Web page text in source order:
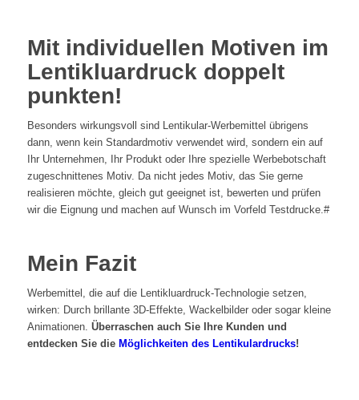
Mit individuellen Motiven im
Lentikluardruck doppelt
punkten!
Besonders wirkungsvoll sind Lentikular-Werbemittel übrigens
dann, wenn kein Standardmotiv verwendet wird, sondern ein auf
Ihr Unternehmen, Ihr Produkt oder Ihre spezielle Werbebotschaft
zugeschnittenes Motiv. Da nicht jedes Motiv, das Sie gerne
realisieren möchte, gleich gut geeignet ist, bewerten und prüfen
wir die Eignung und machen auf Wunsch im Vorfeld Testdrucke.#
Mein Fazit
Werbemittel, die auf die Lentikluardruck-Technologie setzen,
wirken: Durch brillante 3D-Effekte, Wackelbilder oder sogar kleine
Animationen. Überraschen auch Sie Ihre Kunden und
entdecken Sie die Möglichkeiten des Lentikulardrucks!